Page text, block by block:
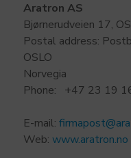
Aratron AS
Bjørnerudveien 17,
Postal address:
OSLO
Norvegia
Phone: +47 23 19
E-mail:
Web: www.aratron.no